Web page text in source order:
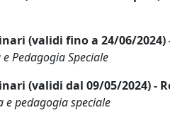
(validi fino a 24/06/2024)
Pedagogia Speciale
(validi dal 09/05/2024) -
e pedagogia speciale